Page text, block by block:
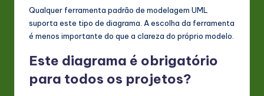
Qualquer ferramenta padrão de modelagem UML
suporta este tipo de diagrama. A escolha da ferramenta
é menos importante do que a clareza do próprio modelo.
Este diagrama é obrigatório
para todos os projetos?